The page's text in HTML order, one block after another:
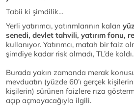
Tabii ki şimdilik…
Yerli yatırımcı, yatırımlarının kalan
senedi, devlet tahvili, yatırım fonu,
kullanıyor. Yatırımcı, matah bir faiz
şimdiye kadar risk almadı, TL’de kaldı.
Burada yakın zamanda merak
mevduatın (yüzde 60’ı gerçek
kişilerin) sürünen faizlere rıza
açıp açmayacağıyla ilgili.